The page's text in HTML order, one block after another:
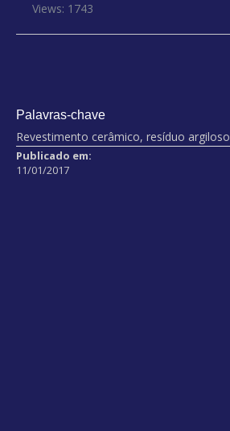
Views: 1743
Palavras-chave
Revestimento cerâmico, resíduo argiloso
Publicado em:
11/01/2017